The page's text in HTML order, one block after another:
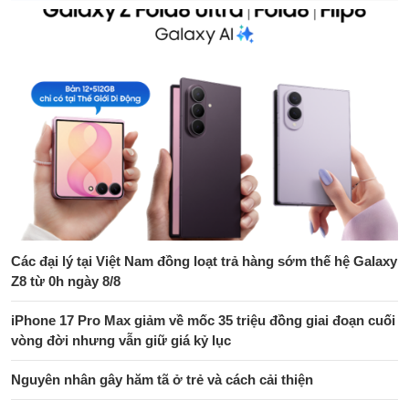
Các đại lý tại Việt Nam đồng loạt trả hàng sớm thế hệ Galaxy
Z8 từ 0h ngày 8/8
iPhone 17 Pro Max giảm về mốc 35 triệu đồng giai đoạn cuối
vòng đời nhưng vẫn giữ giá kỷ lục
Nguyên nhân gây hăm tã ở trẻ và cách cải thiện